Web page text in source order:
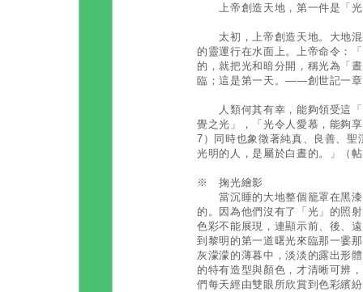
上帝創造天地，第一件是「光
太初，上帝創造天地。大地混
的靈運行在水面上。上帝命令：
的，就把光和暗分開，稱光為「
臨；這是第一天。——創世記一
人類何其有幸，能夠領受這「
覺之光」，「光令人愛慕，能夠
7）同時也象徵著純真、良善、
光明的人，是屬於白晝的。」（
※ 掬光繪影
當沉睡的大地整個籠罩在黑漆
的。因為他們沒有了「光」的照
色彩不能展現，連顯示前、後、
到黎明的第一道曙光來臨那一霎
灰濛濛的薄暮中，淡淡的露出形
的特有造型與顏色，才清晰可辨
們每天經由雙眼所欣賞到色彩繽